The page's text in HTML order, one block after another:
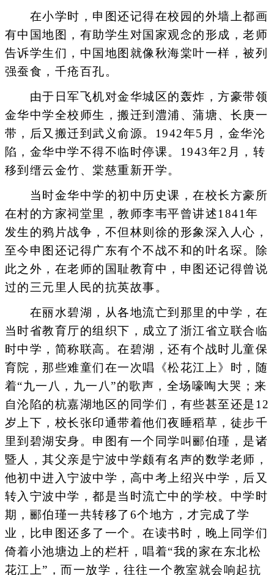
在小学时，申图还记得在校园的外墙上都画
有中国地图，有助学生对国家观念的形成，老师
告诉学生们，中国地图就像秋海棠叶一样，被列
强蚕食，千疮百孔。
由于日军飞机对金华城区的轰炸，方豪带领
金华中学全校师生，搬迁到澧浦、蒲塘、长庚一
带，后又搬迁到武义俞源。1942年5月，金华沦
陷，金华中学不得不临时停课。1943年2月，转
移到缙云金竹、棠慈重新开学。
当时金华中学的初中历史课，在校长方豪所
在村的方家祠堂里，教师李韦平曾讲述1841年
发生的鸦片战争，不但林则徐的形象深入人心，
至今申图还记得广东有个不战不和的叶名琛。除
此之外，在老师的国耻教育中，申图还记得曾说
过的三元里人民的抗英故事。
在丽水碧湖，从各地流亡到那里的中学，在
当时省教育厅的组织下，成立了浙江省立联合临
时中学，简称联高。在碧湖，还有个战时儿童保
育院，那些难童们在一次唱《松花江上》时，随
着“九一八，九一八”的歌声，全场嚎啕大哭；来
自沦陷的杭嘉湖地区的同学们，有些甚至还是12
岁上下，校长张印通带着他们夜睡稻草，徒步千
里到碧湖安身。申图有一个同学叫郦伯瑾，是诸
暨人，其父亲是宁波中学颇有名声的数学老师，
他初中进入宁波中学，高中考上绍兴中学，后又
转入宁波中学，都是当时流亡中的学校。中学时
期，郦伯瑾一共转移了6个地方，才完成了学
业，比申图还多了一个。在读书时，晚上同学们
倚着小池塘边上的栏杆，唱着“我的家在东北松
花江上”，而一放学，往往一个教室就会响起抗